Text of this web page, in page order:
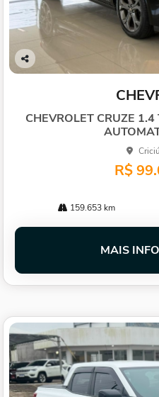
Co
CHEVROLET CRUZE
R$
159.653 km
MAIS